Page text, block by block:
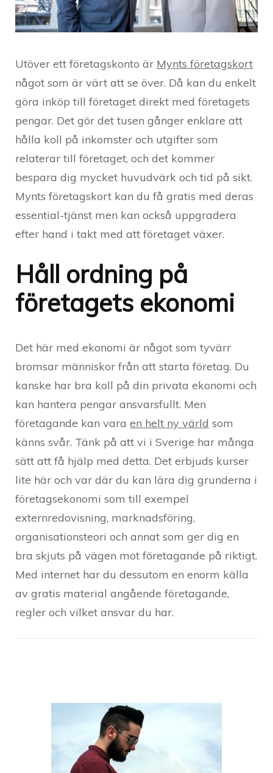
Utöver ett företagskonto är Mynts företagskort
något som är värt att se över. Då kan du enkelt
göra inköp till företaget direkt med företagets
pengar. Det gör det tusen gånger enklare att
hålla koll på inkomster och utgifter som
relaterar till företaget, och det kommer
bespara dig mycket huvudvärk och tid på sikt.
Mynts företagskort kan du få gratis med deras
essential-tjänst men kan också uppgradera
efter hand i takt med att företaget växer.
Håll ordning på
företagets ekonomi
Det här med ekonomi är något som tyvärr
bromsar människor från att starta företag. Du
kanske har bra koll på din privata ekonomi och
kan hantera pengar ansvarsfullt. Men
företagande kan vara en helt ny värld som
känns svår. Tänk på att vi i Sverige har många
sätt att få hjälp med detta. Det erbjuds kurser
lite här och var där du kan lära dig grunderna i
företagsekonomi som till exempel
externredovisning, marknadsföring,
organisationsteori och annat som ger dig en
bra skjuts på vägen mot företagande på riktigt.
Med internet har du dessutom en enorm källa
av gratis material angående företagande,
regler och vilket ansvar du har.